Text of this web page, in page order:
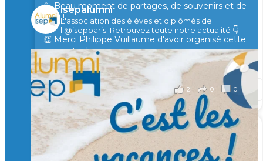
🥳 Beau moment de partages, de souvenirs et de
rires !
👏 Merci Philippe Vuillaume d'avoir organisé cette
rencontre !
il y a 2 mois
2 0 0
Voir sur Facebook · Partager
🙏 Soutenez l’Isep via la taxe d’apprentissage 2026
et contribuons ensemble à former les générations
d’ingénieurs de demain. 🙏
isepalumni
L'association des élèves et diplômés de
l'@isepparis. Retrouvez toute notre actualité 👇